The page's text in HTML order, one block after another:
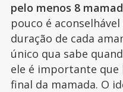
pelo menos 8
pouco é
duração de cada
único qua sabe
ele é importante
final da mamada. O